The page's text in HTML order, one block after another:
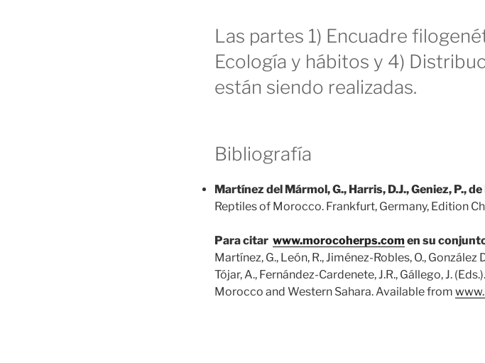
Las partes 1) Encuadre
Ecología y hábitos y 4)
están siendo realizadas.
Bibliografía
Martínez del Mármol, G., Harris, D.J., Geniez, P.,
Reptiles of Morocco. Frankfurt, Germany, Edition
Para citar www.morocoherps.com en su
Martínez, G., León, R., Jiménez-Robles, O., González
Tójar, A., Fernández-Cardenete, J.R., Gállego, J.
Morocco and Western Sahara. Available from